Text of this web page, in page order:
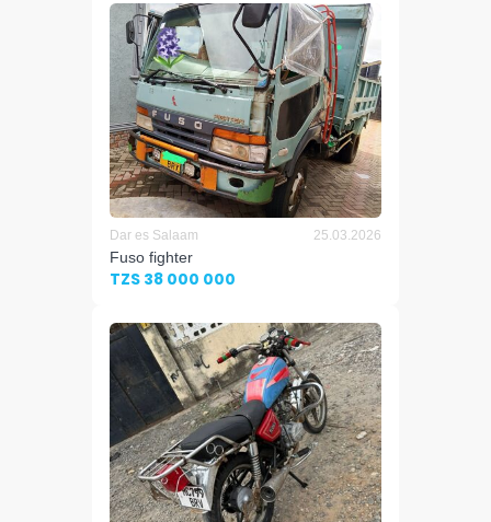
Dar es Salaam 25.03.2026
Fuso fighter
TZS 38 000 000